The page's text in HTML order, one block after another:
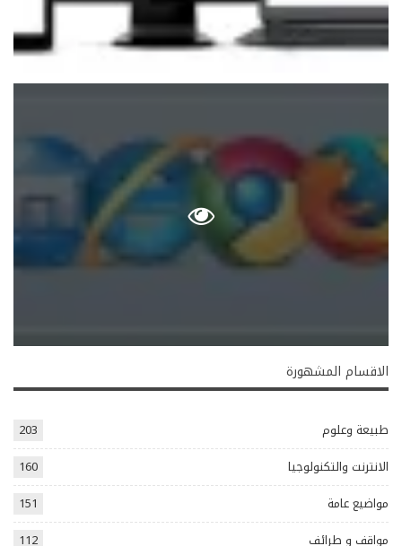
الاقسام المشهورة
طبيعة وعلوم
203
الانترنت والتكنولوجيا
160
مواضيع عامة
151
مواقف و طرائف
112